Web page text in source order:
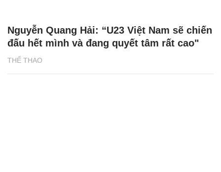
THỂ THAO
Nguyễn Quang Hải: “U23 Việt Nam sẽ chiến
đấu hết mình và đang quyết tâm rất cao"